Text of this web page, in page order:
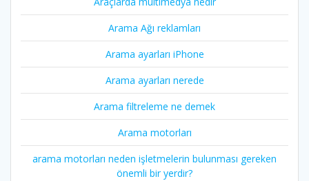
Arama Ağı reklamları
Arama ayarları iPhone
Arama ayarları nerede
Arama filtreleme ne demek
Arama motorları
arama motorları neden işletmelerin bulunması gereken
önemli bir yerdir?